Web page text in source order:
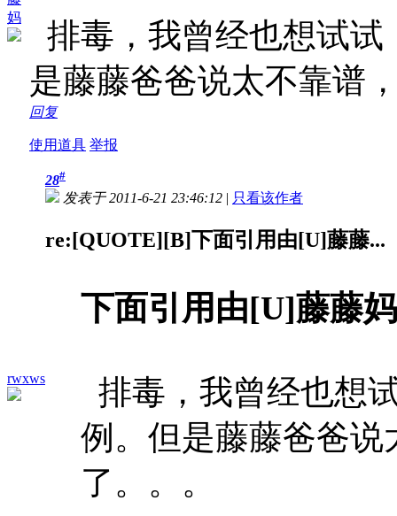
妈
排毒，我曾经也想试
是藤藤爸爸说太不靠谱
回复
使用道具 举报
rwxws
28#
发表于 2011-6-21 23:46:12 | 只看该作者
re:[QUOTE][B]下面引用由[U]藤藤...
下面引用由[U]藤藤
排毒，我曾经也想
例。但是藤藤爸爸
了。。。